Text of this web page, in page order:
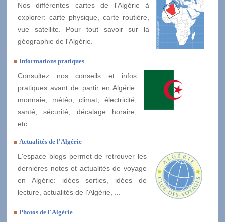
Nos différentes cartes de l'Algérie à
explorer: carte physique, carte routière,
vue satellite. Pour tout savoir sur la
géographie de l'Algérie.
Informations pratiques
Consultez nos conseils et infos
pratiques avant de partir en Algérie:
monnaie, météo, climat, électricité,
santé, sécurité, décalage horaire,
etc.
Actualités de l'Algérie
L'espace blogs permet de retrouver les
dernières notes et actualités de voyage
en Algérie: idées sorties, idées de
lecture, actualités de l'Algérie, ...
Photos de l'Algérie